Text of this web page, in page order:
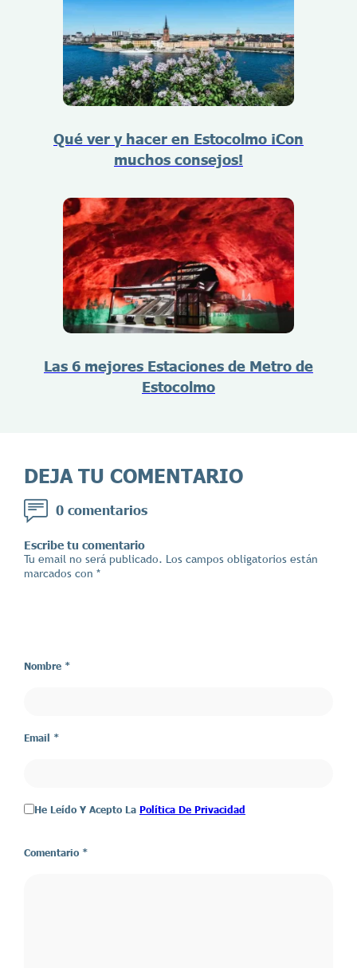
Qué ver y hacer en Estocolmo ¡Con
muchos consejos!
Las 6 mejores Estaciones de Metro de
Estocolmo
DEJA TU COMENTARIO
0 comentarios
Escribe tu comentario
Tu email no será publicado. Los campos obligatorios están
marcados con *
Nombre *
Email *
He Leído Y Acepto La Política De Privacidad
Comentario *